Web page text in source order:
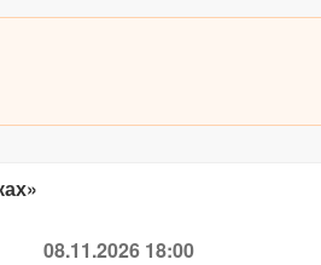
08.11.2026 18:00